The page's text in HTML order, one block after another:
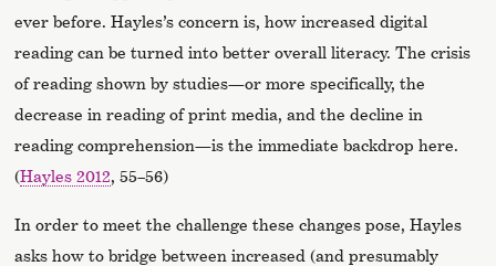
ever before. Hayles’s concern is, how increased digital
reading can be turned into better overall literacy. The crisis
of reading shown by studies—or more specifically, the
decrease in reading of print media, and the decline in
reading comprehension—is the immediate backdrop here.
(Hayles 2012, 55–56)
In order to meet the challenge these changes pose, Hayles
asks how to bridge between increased (and presumably